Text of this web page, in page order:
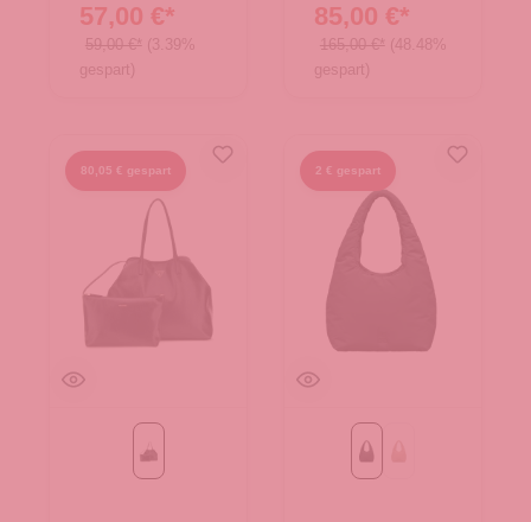
57,00 €*
59,00 €* (3.39%
gespart)
85,00 €*
165,00 €* (48.48%
gespart)
80,05 € gespart
Black
2 € gespart
monochrome black